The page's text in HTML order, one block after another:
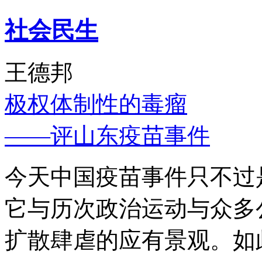
社会民生
王德邦
极权体制性的毒瘤
——评山东疫苗事件
今天中国疫苗事件只不
它与历次政治运动与众
扩散肆虐的应有景观。